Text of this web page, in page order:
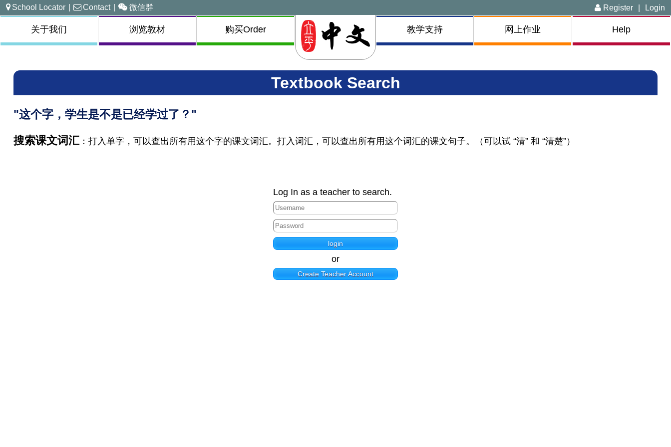
School Locator | Contact | 微信群 Register | Login
关于我们 浏览教材 购买Order 教学支持 网上作业 Help
Textbook Search
"这个字，学生是不是已经学过了？"
搜索课文词汇：打入单字，可以查出所有用这个字的课文词汇。打入词汇，可以查出所有用这个词汇的课文句子。（可以试 “清” 和 “清楚”）
Log In as a teacher to search.
or
Create Teacher Account